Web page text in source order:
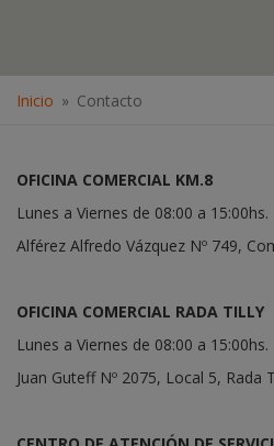
Inicio Contacto
OFICINA COMERCIAL KM.8
Lunes a Viernes de 08:00 a 15:00hs.
Alférez Alfredo Vázquez Nº 749,
OFICINA COMERCIAL RADA TILLY
Lunes a Viernes de 08:00 a 15:00hs.
Juan Guteff Nº 2075, Local 5, Rada